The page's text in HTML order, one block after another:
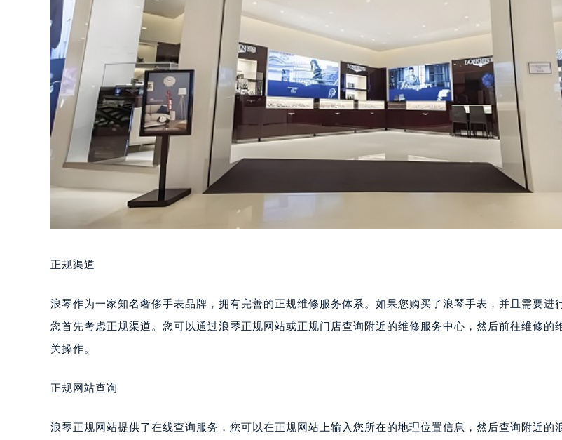
正规渠道
浪琴作为一家知名奢侈手表品牌，拥有完善的正规维修服务体系。如果您购买了浪琴手表，并且需要进
您首先考虑正规渠道。您可以通过浪琴正规网站或正规门店查询附近的维修服务中心，然后前往维修的
关操作。
正规网站查询
浪琴正规网站提供了在线查询服务，您可以在正规网站上输入您所在的地理位置信息，然后查询附近的